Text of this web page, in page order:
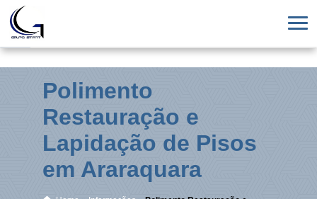
Polimento
Restauração e
Lapidação de Pisos
em Araraquara